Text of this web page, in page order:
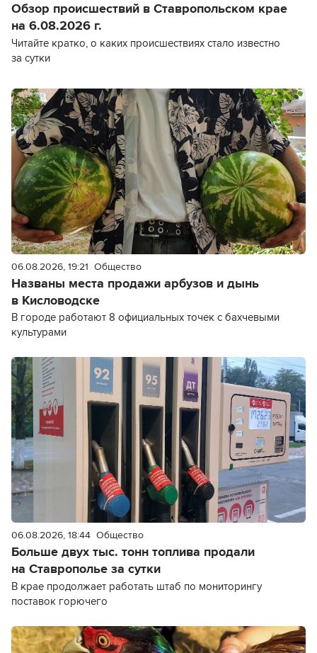
Обзор происшествий в Ставропольском крае
на 6.08.2026 г.
Читайте кратко, о каких происшествиях стало известно
за сутки
06.08.2026, 19:21 Общество
Названы места продажи арбузов и дынь
в Кисловодске
В городе работают 8 официальных точек с бахчевыми
культурами
06.08.2026, 18:44 Общество
Больше двух тыс. тонн топлива продали
на Ставрополье за сутки
В крае продолжает работать штаб по мониторингу
поставок горючего